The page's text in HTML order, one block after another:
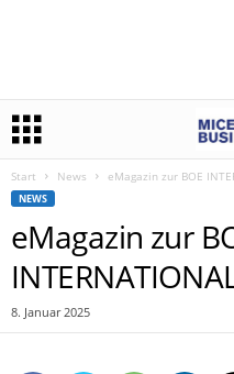
Start News eMagazin zur BOE
NEWS
eMagazin zur
8. Januar 2025